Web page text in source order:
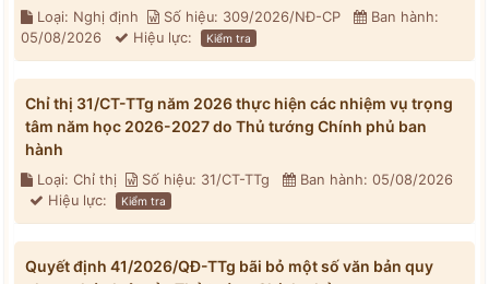
Loại: Nghị định Số hiệu: 309/2026/NĐ-CP
Ban hành:
05/08/2026
Hiệu lực: Kiểm tra
Chỉ thị 31/CT-TTg năm 2026 thực hiện các nhiệm vụ trọng
tâm năm học 2026-2027 do Thủ tướng Chính phủ ban
hành
Loại: Chỉ thị Số hiệu: 31/CT-TTg
Ban hành: 05/08/2026
Hiệu lực:
Kiểm tra
Quyết định 41/2026/QĐ-TTg bãi bỏ một số văn bản quy